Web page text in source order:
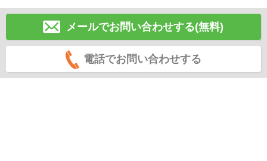
メールでお問い合わせする(無料)
電話でお問い合わせする